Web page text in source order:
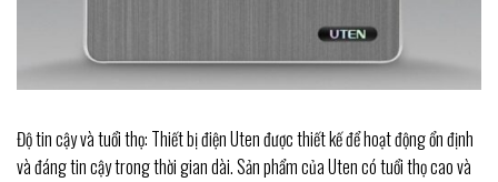
Độ tin cậy và tuổi thọ: Thiết bị điện Uten được thiết kế để hoạt động ổn định
và đáng tin cậy trong thời gian dài. Sản phẩm của Uten có tuổi thọ cao và